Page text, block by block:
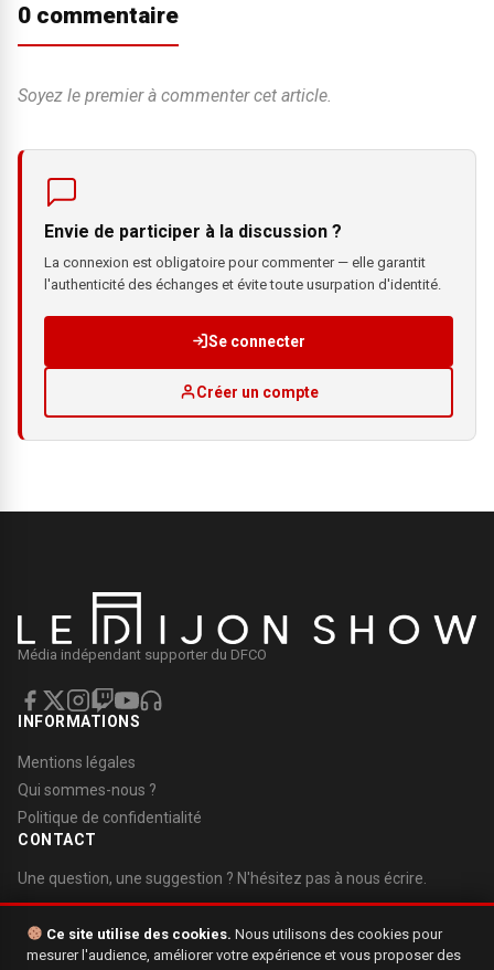
0 commentaire
Soyez le premier à commenter cet article.
Envie de participer à la discussion ?
La connexion est obligatoire pour commenter — elle garantit
l'authenticité des échanges et évite toute usurpation d'identité.
Se connecter
Créer un compte
Média indépendant supporter du DFCO
INFORMATIONS
Mentions légales
Qui sommes-nous ?
Politique de confidentialité
CONTACT
Une question, une suggestion ? N'hésitez pas à nous écrire.
Nous contacter
Ce site utilise des cookies. Nous utilisons des cookies pour
mesurer l'audience, améliorer votre expérience et vous proposer des